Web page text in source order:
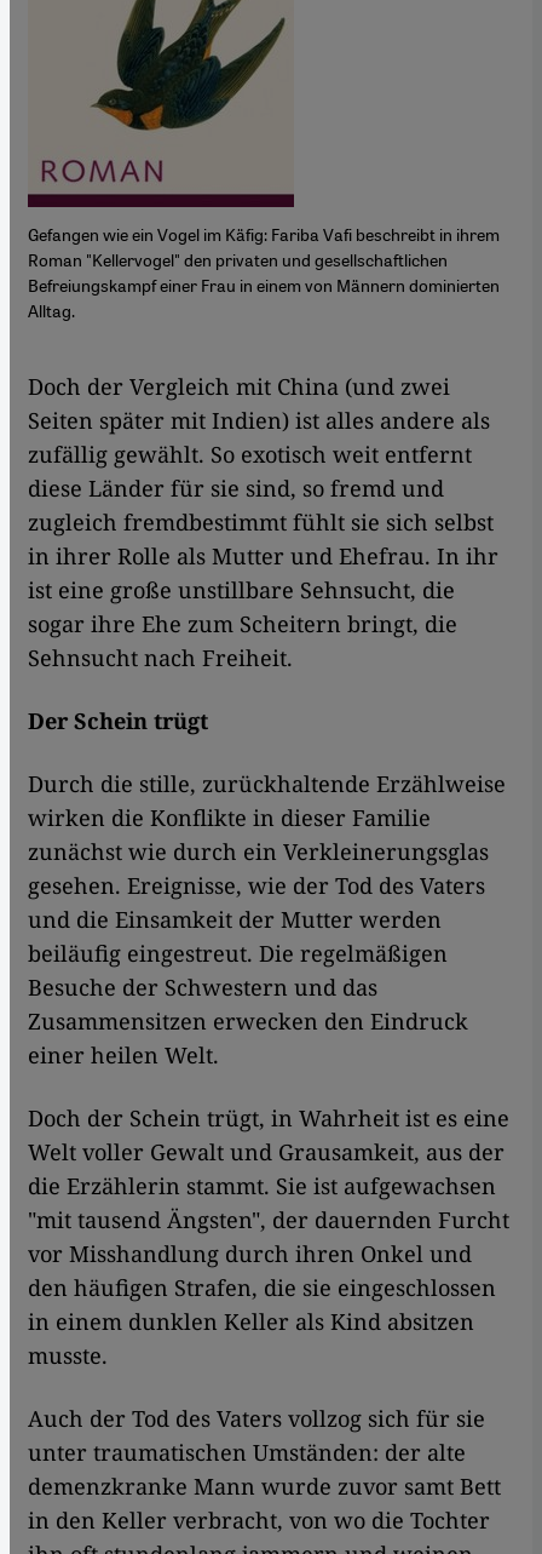
Gefangen wie ein Vogel im Käfig: Fariba Vafi beschreibt in ihrem
Roman "Kellervogel" den privaten und gesellschaftlichen
Befreiungskampf einer Frau in einem von Männern dominierten
Alltag.
​​Doch der Vergleich mit China (und zwei
Seiten später mit Indien) ist alles andere als
zufällig gewählt. So exotisch weit entfernt
diese Länder für sie sind, so fremd und
zugleich fremdbestimmt fühlt sie sich selbst
in ihrer Rolle als Mutter und Ehefrau. In ihr
ist eine große unstillbare Sehnsucht, die
sogar ihre Ehe zum Scheitern bringt, die
Sehnsucht nach Freiheit.
Der Schein trügt
Durch die stille, zurückhaltende Erzählweise
wirken die Konflikte in dieser Familie
zunächst wie durch ein Verkleinerungsglas
gesehen. Ereignisse, wie der Tod des Vaters
und die Einsamkeit der Mutter werden
beiläufig eingestreut. Die regelmäßigen
Besuche der Schwestern und das
Zusammensitzen erwecken den Eindruck
einer heilen Welt.
Doch der Schein trügt, in Wahrheit ist es eine
Welt voller Gewalt und Grausamkeit, aus der
die Erzählerin stammt. Sie ist aufgewachsen
"mit tausend Ängsten", der dauernden Furcht
vor Misshandlung durch ihren Onkel und
den häufigen Strafen, die sie eingeschlossen
in einem dunklen Keller als Kind absitzen
musste.
Auch der Tod des Vaters vollzog sich für sie
unter traumatischen Umständen: der alte
demenzkranke Mann wurde zuvor samt Bett
in den Keller verbracht, von wo die Tochter